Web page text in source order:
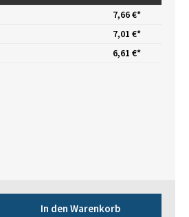
7,66 €*
7,01 €*
6,61 €*
In den Warenkorb